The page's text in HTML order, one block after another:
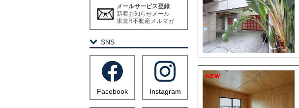
メールサービス登録
新着お知らせメール
東京R不動産メルマガ
SNS
Facebook Instagram